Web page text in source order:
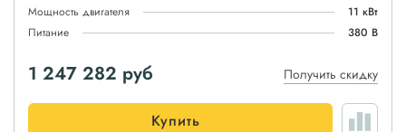
Мощность двигателя
11 кВт
Питание
380 В
1 247 282 руб Получить скидку
Купить